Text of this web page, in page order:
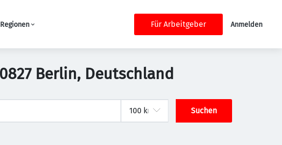
Regionen Für Arbeitgeber Anmelden
Berlin, Deutschland
Suchen